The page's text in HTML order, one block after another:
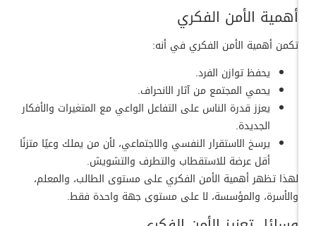
أهمية الأمن الفكري
تكمن أهمية الأمن الفكري في أنه:
يحفظ توازن الفرد.
يحمي المجتمع من آثار الانحراف.
يعزز قدرة الناس على التفاعل الواعي مع المتغيرات والأفكار
الجديدة.
يرسخ الاستقرار النفسي والاجتماعي، لأن من يملك وعيًا متزنًا
أقل عرضة للاستقطاب والتطرف والتشويش.
لهذا تظهر أهمية الأمن الفكري على مستوى الطالب، والمعلم،
والأسرة، والمؤسسة، لا على مستوى جهة واحدة فقط.